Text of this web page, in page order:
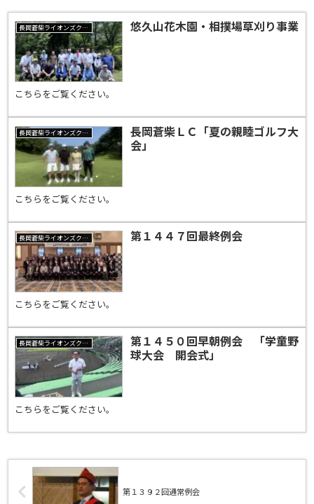
長岡蒼柴ライオンズクラブ 悠久山花木園・相撲場草刈り事業
こちらをご覧ください。
長岡蒼柴ライオンズクラブ
長岡蒼柴ＬＣ「夏の親睦ゴルフ大
会」
こちらをご覧ください。
長岡蒼柴ライオンズクラブ 第１４４７回最終例会
こちらをご覧ください。
長岡蒼柴ライオンズクラブ
第１４５０回早朝例会 「学童野
球大会 開会式」
こちらをご覧ください。
第１３９２回通常例会